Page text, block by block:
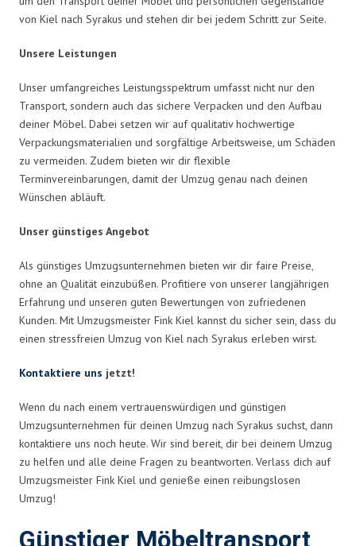
von Kiel nach Syrakus und stehen dir bei jedem Schritt zur Seite.
Unsere Leistungen
Unser umfangreiches Leistungsspektrum umfasst nicht nur den
Transport, sondern auch das sichere Verpacken und den Aufbau
deiner Möbel. Dabei setzen wir auf qualitativ hochwertige
Verpackungsmaterialien und sorgfältige Arbeitsweise, um Schäden
zu vermeiden. Zudem bieten wir dir flexible
Terminvereinbarungen, damit der Umzug genau nach deinen
Wünschen abläuft.
Unser günstiges Angebot
Als günstiges Umzugsunternehmen bieten wir dir faire Preise,
ohne an Qualität einzubüßen. Profitiere von unserer langjährigen
Erfahrung und unseren guten Bewertungen von zufriedenen
Kunden. Mit Umzugsmeister Fink Kiel kannst du sicher sein, dass du
einen stressfreien Umzug von Kiel nach Syrakus erleben wirst.
Kontaktiere uns jetzt!
Wenn du nach einem vertrauenswürdigen und günstigen
Umzugsunternehmen für deinen Umzug nach Syrakus suchst, dann
kontaktiere uns noch heute. Wir sind bereit, dir bei deinem Umzug
zu helfen und alle deine Fragen zu beantworten. Verlass dich auf
Umzugsmeister Fink Kiel und genieße einen reibungslosen
Umzug!